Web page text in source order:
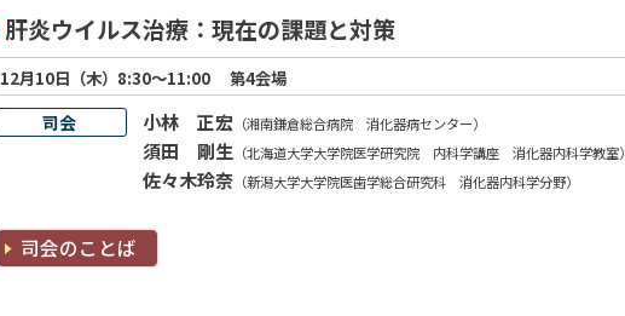
肝炎ウイルス治療：現在の課題と対策
12月10日（木）8:30～11:00
第4会場
司会
小林 正宏（湘南鎌倉総合病院 消化器病センター）
須田 剛生（北海道大学大学院医学研究院 内科学講座 消化器内科学教室）
佐々木玲奈（新潟大学大学院医歯学総合研究科 消化器内科学分野）
司会のことば